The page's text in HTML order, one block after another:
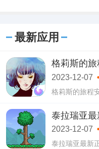
最新应用
格莉斯的
载
2023-12-07
格莉斯的旅程
程安卓版游戏
为一个名叫格
活中经
泰拉瑞亚
2023-12-07
泰拉瑞亚最新